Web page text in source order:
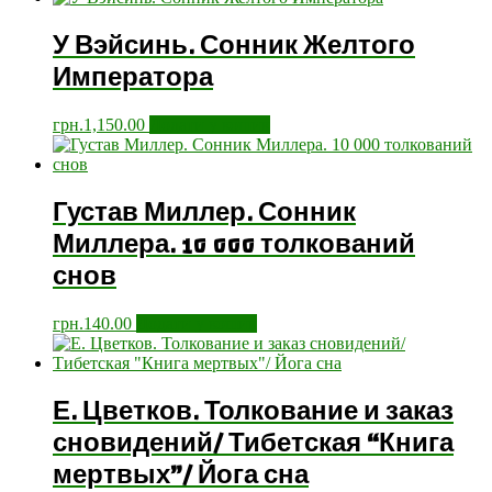
У Вэйсинь. Сонник Желтого
Императора
грн.1,150.00
Густав Миллер. Сонник
Миллера. 10 000 толкований
снов
грн.140.00
Е. Цветков. Толкование и заказ
сновидений/ Тибетская “Книга
мертвых”/ Йога сна